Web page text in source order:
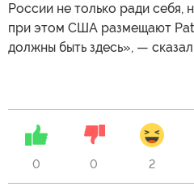
России не только ради себя,
при этом США размещают
должны быть здесь», —
0 0 2